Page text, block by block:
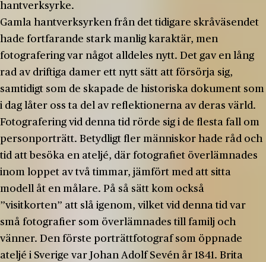
hantverksyrke.
Gamla hantverksyrken från det tidigare skråväsendet
hade fortfarande stark manlig karaktär, men
fotografering var något alldeles nytt. Det gav en lång
rad av driftiga damer ett nytt sätt att försörja sig,
samtidigt som de skapade de historiska dokument som
i dag låter oss ta del av reflektionerna av deras värld.
Fotografering vid denna tid rörde sig i de flesta fall om
personporträtt. Betydligt fler människor hade råd och
tid att besöka en ateljé, där fotografiet överlämnades
inom loppet av två timmar, jämfört med att sitta
modell åt en målare. På så sätt kom också
”visitkorten” att slå igenom, vilket vid denna tid var
små fotografier som överlämnades till familj och
vänner. Den förste porträttfotograf som öppnade
ateljé i Sverige var Johan Adolf Sevén år 1841. Brita